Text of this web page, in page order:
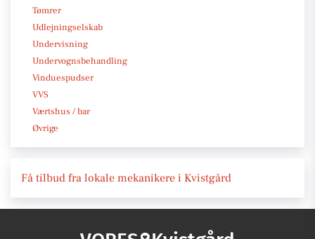
Tømrer
Udlejningselskab
Undervisning
Undervognsbehandling
Vinduespudser
VVS
Værtshus / bar
Øvrige
Få tilbud fra lokale mekanikere i Kvistgård